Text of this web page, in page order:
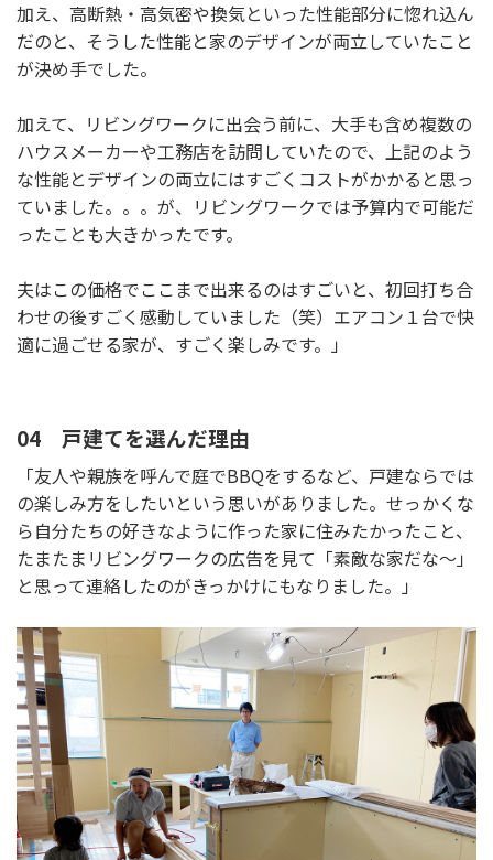
加え、高断熱・高気密や換気といった性能部分に惚れ込ん
だのと、そうした性能と家のデザインが両立していたこと
が決め手でした。
加えて、リビングワークに出会う前に、大手も含め複数の
ハウスメーカーや工務店を訪問していたので、上記のよう
な性能とデザインの両立にはすごくコストがかかると思っ
ていました。。。が、リビングワークでは予算内で可能だ
ったことも大きかったです。
夫はこの価格でここまで出来るのはすごいと、初回打ち合
わせの後すごく感動していました（笑）エアコン１台で快
適に過ごせる家が、すごく楽しみです。」
04 戸建てを選んだ理由
「友人や親族を呼んで庭でBBQをするなど、戸建ならでは
の楽しみ方をしたいという思いがありました。せっかくな
ら自分たちの好きなように作った家に住みたかったこと、
たまたまリビングワークの広告を見て「素敵な家だな～」
と思って連絡したのがきっかけにもなりました。」